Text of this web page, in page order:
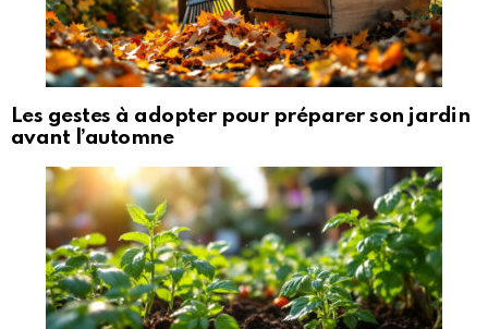
Les gestes à adopter pour préparer son jardin
avant l’automne